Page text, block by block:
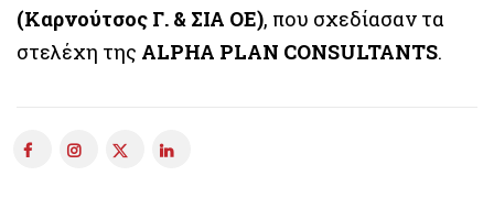
(Καρνούτσος Γ. & ΣΙΑ ΟΕ), που σχεδίασαν τα
στελέχη της ALPHA PLAN CONSULTANTS.